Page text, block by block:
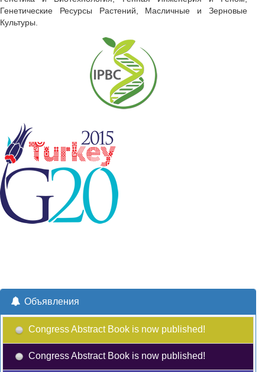
Генетические Ресурсы Растений, Масличные и Зерновые
Культуры.
Объявления
Congress Abstract Book is now published!
Congress Abstract Book is now published!